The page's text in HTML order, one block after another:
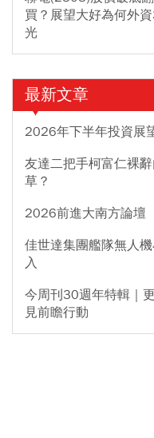
買？展望大好為何外
光
最新文章
2026年下半年投資展
友達二把手柯富仁裸
草？
2026前進大南方論壇
佳世達集團艦隊無人
入
今周刊30週年特輯｜
見前瞻行動